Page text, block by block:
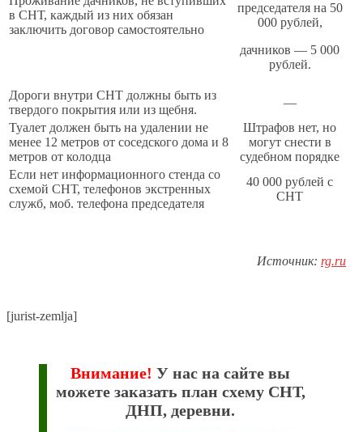
в СНТ, каждый из них обязан
заключить договор самостоятельно
председателя на 50
000 рублей,
дачников — 5 000
рублей.
Дороги внутри СНТ должны быть из
твердого покрытия или из щебня.
—
Туалет должен быть на удалении не
менее 12 метров от соседского дома и 8
метров от колодца
Штрафов нет, но
могут снести в
судебном порядке
Если нет информационного стенда со
схемой СНТ, телефонов экстренных
служб, моб. телефона председателя
40 000 рублей с
СНТ
Источник: rg.ru
[jurist-zemlja]
Внимание! У нас на сайте вы
можете заказать план схему СНТ,
ДНП, деревни.